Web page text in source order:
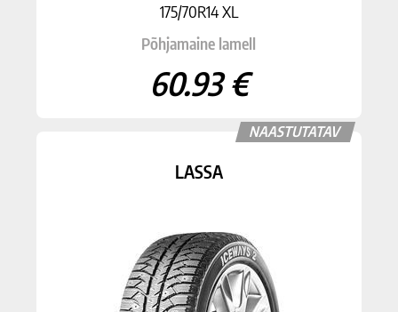
175/70R14 XL
Põhjamaine lamell
60.93 €
NAASTUTATAV
LASSA